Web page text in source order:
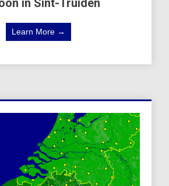
in Sint-Truiden
Learn More →